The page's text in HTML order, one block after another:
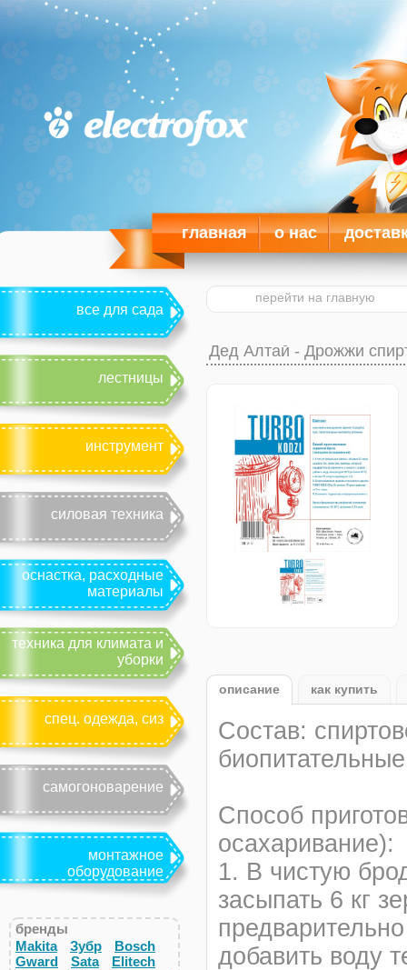
главная о нас
все для сада
лестницы
инструмент
силовая техника
оснастка, расходные
материалы
техника для климата и
уборки
спец. одежда, сиз
самогоноварение
монтажное
оборудование
бренды
Makita
Зубр
Bosch
Gward
Sata
Elitech
перейти на главную
Дед Алтай - Дрожжи
описание как купить
Состав:
Способ
осахаривание):
1. В чистую
засыпать 6 кг
добавить воду